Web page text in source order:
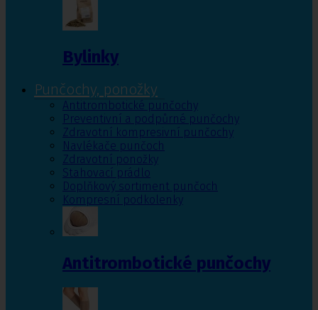
Bylinky
Punčochy, ponožky
Antitrombotické punčochy
Preventivní a podpůrné punčochy
Zdravotní kompresivní punčochy
Navlékače punčoch
Zdravotní ponožky
Stahovací prádlo
Doplňkový sortiment punčoch
Kompresní podkolenky
Antitrombotické punčochy